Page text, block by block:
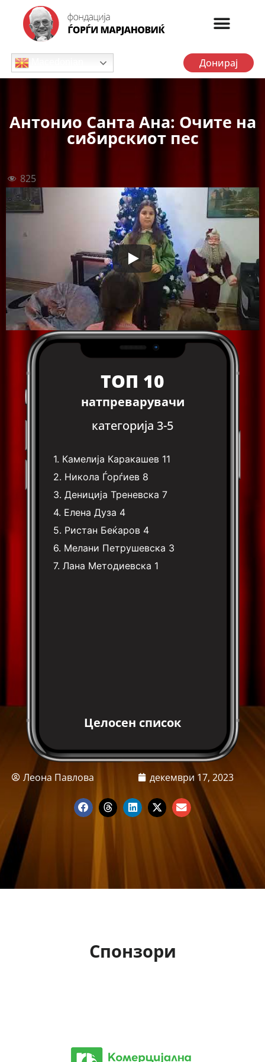
Донирај
Антонио Санта Ана: Очите на
сибирскиот пес
825
ТОП 10
натпреварувачи
категорија 3-5
1. Камелија Каракашев 11
2. Никола Ѓорѓиев 8
3.Дениција Треневска 7
4. Елена Дуза 4
5. Ристан Беќаров 4
6. Мелани Петрушевска 3
7.Лана Методиевска 1
Целосен список
Леона Павлова декември 17, 2023
Спонзори